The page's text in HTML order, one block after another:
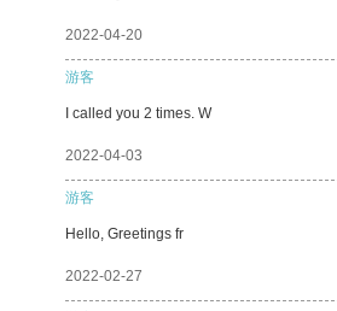
2022-04-20
游客
I called you 2 times. W
2022-04-03
游客
Hello, Greetings fr
2022-02-27